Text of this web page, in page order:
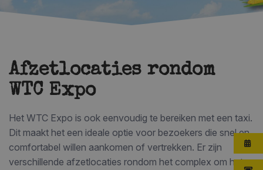
Afzetlocaties rondom
WTC Expo
Het WTC Expo is ook eenvoudig te bereiken met een taxi.
Dit maakt het een ideale optie voor bezoekers die snel en
comfortabel willen aankomen of vertrekken. Er zijn
verschillende afzetlocaties rondom het complex om het